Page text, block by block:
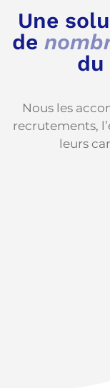
Une
de
Nous les
recrutements,
leurs